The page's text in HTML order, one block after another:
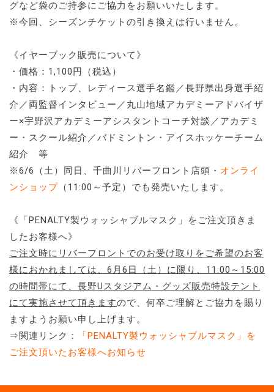
グなど袋のご持参にご協力をお願いいたします。
※今回、シーズンチケットの引き換えは行いません。
《イヤーブック販売について》
・価格：1,100円（税込）
・内容：トップ、レディース選手名鑑／長野県出身選手紹
介／両監督インタビュー／丸山地域アカデミーアドバイザ
ー×宇野沢アカデミーアシスタントコーチ対談／アカデミ
ー・スクール紹介／バドミントン・アイスホッケーチーム
紹介 等
※6/6（土）同日、千曲川リバーフロント店頭・ オンライ
ンショップ （11:00～予定）でも発売いたします。
《「PENALTY製ウォッシャブルマスク」をご注文頂きま
したお客様へ》
ご注文時にリバーフロントでのお受け取りをご希望のお客
様におかれましては、6月6日（土）に限り、11:00～15:00
の時間帯にて、長野Uスタジアム・グッズ販売特設テント
にて実施させて頂きますので、何卒ご理解とご協力を賜り
ますようお願い申し上げます。
⇒関連リンク：
「PENALTY製ウォッシャブルマスク」を
ご注文頂いたお客様へお知らせ